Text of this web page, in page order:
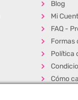
Blog
Mi
FAQ -
Formas
Política
Cómo